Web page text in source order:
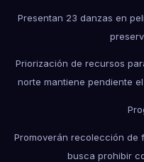
Presentan 23 danzas en
Priorización de recursos
norte mantiene pendiente
Promoverán recolección de
busca prohibir